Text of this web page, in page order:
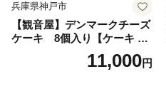
兵庫県神戸市
【観音屋】デンマークチーズ
ケーキ 8個入り【ケーキ チ
ーズケーキ 人気スイーツ お
すすめスイーツ 神戸スイー
11,000円